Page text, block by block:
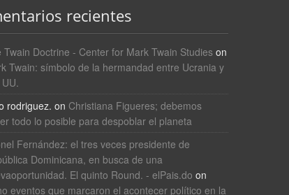
recientes
Twain Doctrine - Center for Mark Twain Studies on
Twain: símbolo de la hermandad entre Ucrania y
rodriguez. on Christiana Figueres; debemos
todo lo posible para despoblar el planeta
Fernández: el tres veces presidente de
Dominicana, en busca de una
El quinto Round. - elPais.do on
eventos que marcaron el acontecer político en la